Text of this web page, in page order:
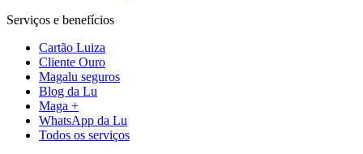
Serviços e benefícios
Cartão Luiza
Cliente Ouro
Magalu seguros
Blog da Lu
Maga +
WhatsApp da Lu
Todos os serviços